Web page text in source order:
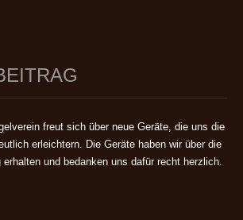
freut sich über neue Geräte, die uns die
erleichtern. Die Geräte haben wir über die
und bedanken uns dafür recht herzlich.